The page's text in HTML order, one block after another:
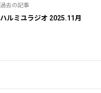
過去の記事
ハルミユラジオ 2025.11月